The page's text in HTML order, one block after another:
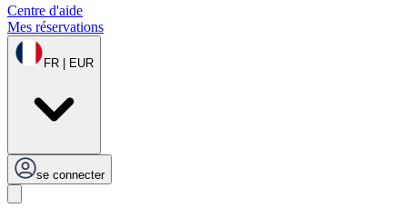
Centre d'aide
Mes réservations
FR | EUR
se connecter